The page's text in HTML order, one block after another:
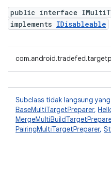
public interface
implements IDisableable
Subclass tidak langsung yang
BaseMultiTargetPreparer,
PairingMultiTargetPreparer,